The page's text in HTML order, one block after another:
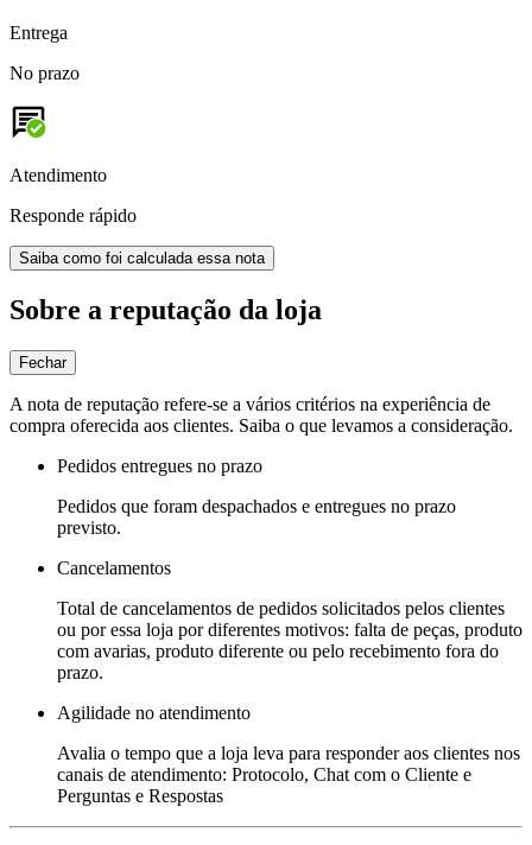
Entrega
No prazo
Atendimento
Responde rápido
Saiba como foi calculada essa nota
Sobre a reputação da loja
Fechar
A nota de reputação refere-se a vários critérios na experiência de
compra oferecida aos clientes. Saiba o que levamos a consideração.
Pedidos entregues no prazo
Pedidos que foram despachados e entregues no prazo
previsto.
Cancelamentos
Total de cancelamentos de pedidos solicitados pelos clientes
ou por essa loja por diferentes motivos: falta de peças, produto
com avarias, produto diferente ou pelo recebimento fora do
prazo.
Agilidade no atendimento
Avalia o tempo que a loja leva para responder aos clientes nos
canais de atendimento: Protocolo, Chat com o Cliente e
Perguntas e Respostas